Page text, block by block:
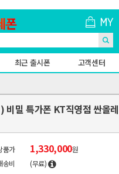
최근 출시폰 고객센터
비밀 특가폰 KT직영점 싼올레
품가 1,330,000원
송비
(무료)